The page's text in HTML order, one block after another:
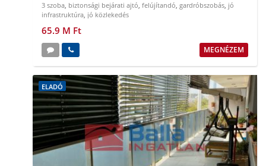
3 szoba, biztonsági bejárati ajtó, felújítandó, gardróbszobás, jó
infrastruktúra, jó közlekedés
65.9 M Ft
MEGNÉZEM
ELADÓ